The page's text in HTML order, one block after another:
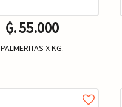
₲. 55.000
PALMERITAS X KG.
+